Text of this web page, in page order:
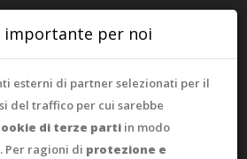
importante per noi
esterni di partner selezionati per il
del traffico per cui sarebbe
di terze parti in modo
Per ragioni di protezione e